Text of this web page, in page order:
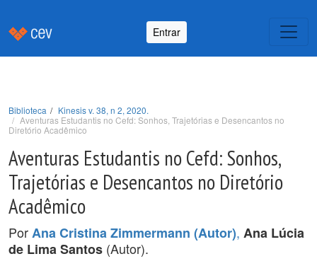
Entrar
Biblioteca
Kinesis v. 38, n 2, 2020.
Aventuras Estudantis no Cefd: Sonhos, Trajetórias e Desencantos no
Diretório Acadêmico
Aventuras Estudantis no Cefd: Sonhos,
Trajetórias e Desencantos no Diretório
Acadêmico
PorAna Cristina Zimmermann (Autor), Ana Lúcia
de Lima Santos (Autor).